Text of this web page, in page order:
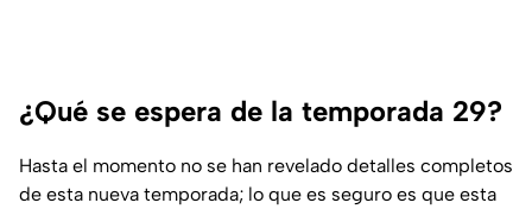
¿Qué se espera de la temporada 29?
Hasta el momento no se han revelado detalles completos
de esta nueva temporada; lo que es seguro es que esta